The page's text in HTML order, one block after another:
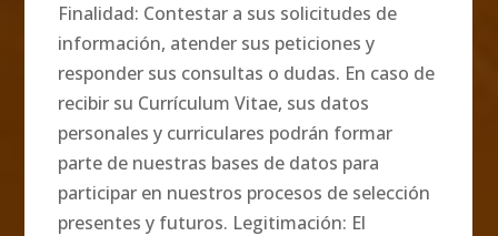
Finalidad: Contestar a sus solicitudes de
información, atender sus peticiones y
responder sus consultas o dudas. En caso de
recibir su Currículum Vitae, sus datos
personales y curriculares podrán formar
parte de nuestras bases de datos para
participar en nuestros procesos de selección
presentes y futuros. Legitimación: El